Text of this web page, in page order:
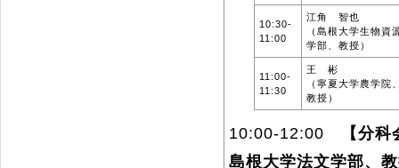
10:30-
11:00
江角 智也
（島根大学生物資
学部、教授）
11:00-
11:30
王 彬
（寧夏大学農学院
教授）
10:00-12:00
【分
島根大学法文学部、